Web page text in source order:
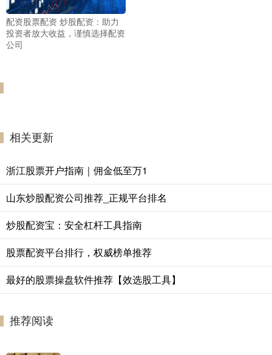
配资股票配资 炒股配资：助力
投资者放大收益，谨慎选择配资
公司
相关更新
浙江股票开户指南｜佣金低至万1
山东炒股配资公司推荐_正规平台排名
炒股配资宝：安全杠杆工具指南
股票配资平台排行，权威榜单推荐
最好的股票操盘软件推荐【效选股工具】
推荐阅读